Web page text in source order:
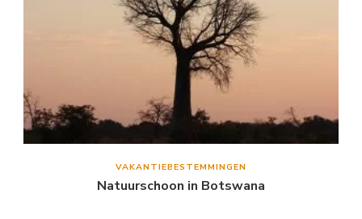
VAKANTIEBESTEMMINGEN
Natuurschoon in Botswana